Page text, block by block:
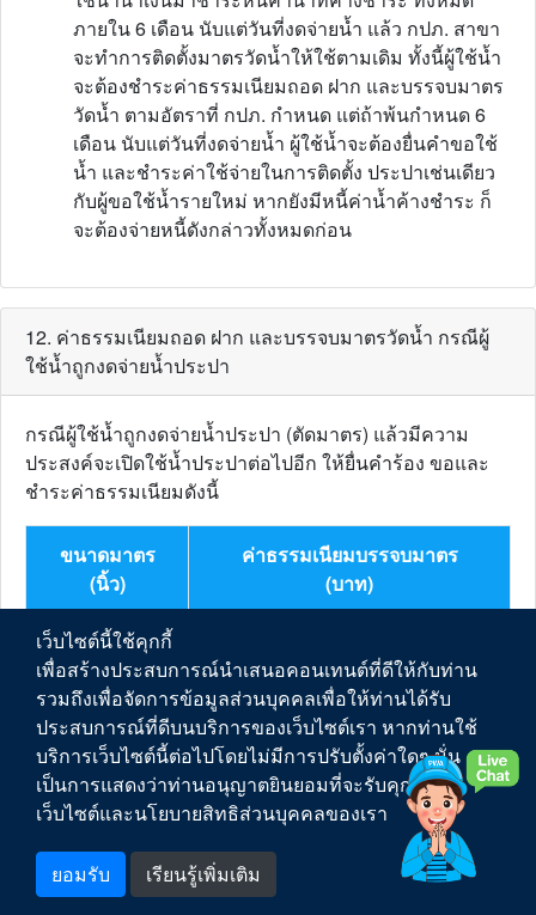
ภายใน 6 เดือน นับแต่วันที่งดจ่ายน้ำ แล้ว กปภ. สาขา
จะทำการติดตั้งมาตรวัดน้ำให้ใช้ตามเดิม ทั้งนี้ผู้ใช้น้ำ
จะต้องชำระค่าธรรมเนียมถอด ฝาก และบรรจบมาตร
วัดน้ำ ตามอัตราที่ กปภ. กำหนด แต่ถ้าพ้นกำหนด 6
เดือน นับแต่วันที่งดจ่ายน้ำ ผู้ใช้น้ำจะต้องยื่นคำขอใช้
น้ำ และชำระค่าใช้จ่ายในการติดตั้ง ประปาเช่นเดียว
กับผู้ขอใช้น้ำรายใหม่ หากยังมีหนี้ค่าน้ำค้างชำระ ก็
จะต้องจ่ายหนี้ดังกล่าวทั้งหมดก่อน
12. ค่าธรรมเนียมถอด ฝาก และบรรจบมาตรวัดน้ำ กรณีผู้
ใช้น้ำถูกงดจ่ายน้ำประปา
กรณีผู้ใช้น้ำถูกงดจ่ายน้ำประปา (ตัดมาตร) แล้วมีความ
ประสงค์จะเปิดใช้น้ำประปาต่อไปอีก ให้ยื่นคำร้อง ขอและ
ชำระค่าธรรมเนียมดังนี้
ขนาดมาตร
(นิ้ว)
ค่าธรรมเนียมบรรจบมาตร
(บาท)
1/2
3/4 600
1 850
1 1/2 1,200
2
เว็บไซต์นี้ใช้คุกกี้
เพื่อสร้างประสบการณ์นำเสนอคอนเทนต์ที่ดีให้กับท่าน
รวมถึงเพื่อจัดการข้อมูลส่วนบุคคลเพื่อให้ท่านได้รับ
ประสบการณ์ที่ดีบนบริการของเว็บไซต์เรา หากท่านใช้
บริการเว็บไซต์นี้ต่อไปโดยไม่มีการปรับตั้งค่าใดๆ นั่น
เป็นการแสดงว่าท่านอนุญาตยินยอมที่จะรับคุกกี้บน
เว็บไซต์และนโยบายสิทธิส่วนบุคคลของเรา
ยอมรับ เรียนรู้เพิ่มเติม